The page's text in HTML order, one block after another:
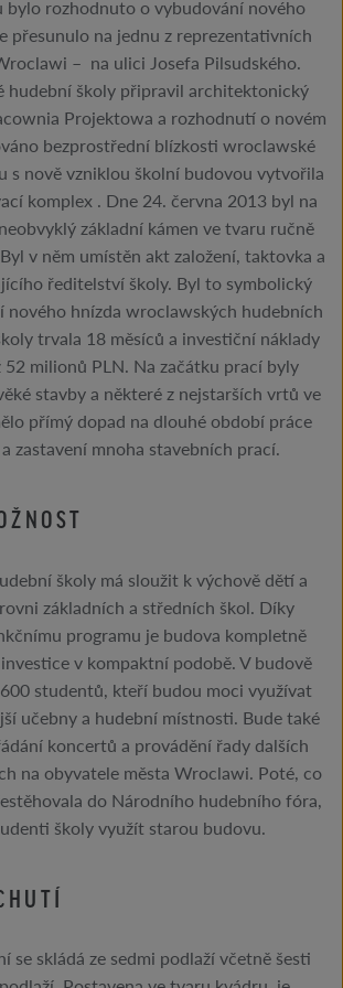
rozhodnuto o vybudování nového
přesunulo na jednu z reprezentativních
– na ulici Josefa Pilsudského.
hudební školy připravil architektonický
Projektowa a rozhodnutí o novém
bezprostřední blízkosti wroclawské
s nově vzniklou školní budovou vytvořila
komplex . Dne 24. června 2013 byl na
základní kámen ve tvaru ručně
v něm umístěn akt založení, taktovka a
ředitelství školy. Byl to symbolický
nového hnízda wroclawských hudebních
trvala 18 měsíců a investiční náklady
52 milionů PLN. Na začátku prací byly
stavby a některé z nejstarších vrtů ve
přímý dopad na dlouhé období práce
zastavení mnoha stavebních prací.
školy má sloužit k výchově dětí a
základních a středních škol. Díky
programu je budova kompletně
v kompaktní podobě. V budově
studentů, kteří budou moci využívat
učebny a hudební místnosti. Bude také
koncertů a provádění řady dalších
na obyvatele města Wroclawi. Poté, co
do Národního hudebního fóra,
školy využít starou budovu.
se skládá ze sedmi podlaží včetně šesti